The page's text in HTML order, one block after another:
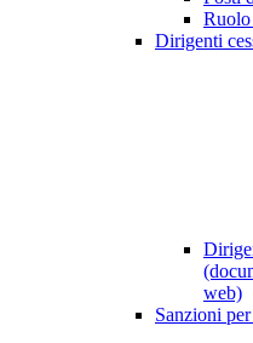
Dirigenti
web)
Sanzioni